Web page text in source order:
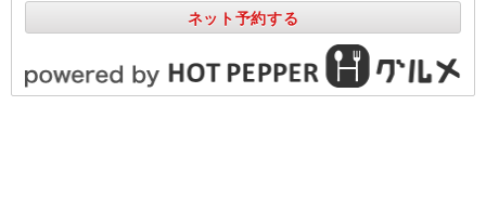
ネット予約する